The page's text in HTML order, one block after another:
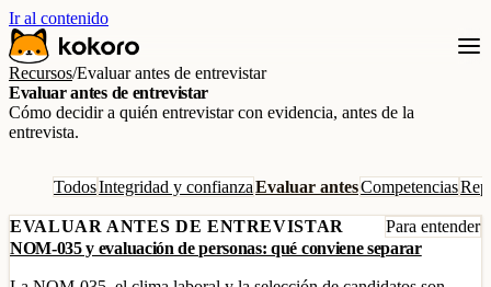
Ir al contenido
Recursos/Evaluar antes de entrevistar
Evaluar antes de entrevistar
Cómo decidir a quién entrevistar con evidencia, antes de la
entrevista.
TodosIntegridad y confianzaEvaluar antesCompetencias
EVALUAR ANTES DE ENTREVISTAR
Para entender
NOM-035 y evaluación de personas: qué conviene separar